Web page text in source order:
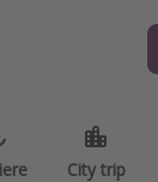
City trip
City trip